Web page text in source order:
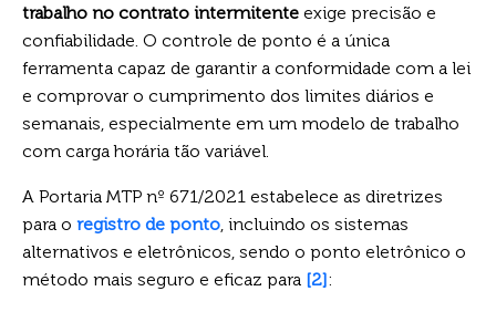
trabalho no contrato intermitente exige precisão e
confiabilidade. O controle de ponto é a única
ferramenta capaz de garantir a conformidade com a lei
e comprovar o cumprimento dos limites diários e
semanais, especialmente em um modelo de trabalho
com carga horária tão variável.
A Portaria MTP nº 671/2021 estabelece as diretrizes
para o registro de ponto, incluindo os sistemas
alternativos e eletrônicos, sendo o ponto eletrônico o
método mais seguro e eficaz para [2]: